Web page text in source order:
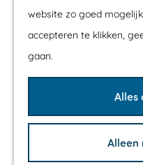
website zo goed
accepteren te klikken,
gaan.
Alles
Alleen